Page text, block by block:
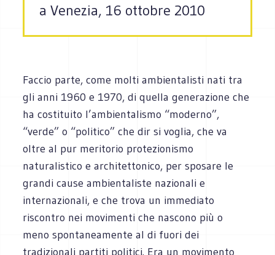
a Venezia, 16 ottobre 2010
Faccio parte, come molti ambientalisti nati tra
gli anni 1960 e 1970, di quella generazione che
ha costituito l’ambientalismo “moderno”,
“verde” o “politico” che dir si voglia, che va
oltre al pur meritorio protezionismo
naturalistico e architettonico, per sposare le
grandi cause ambientaliste nazionali e
internazionali, e che trova un immediato
riscontro nei movimenti che nascono più o
meno spontaneamente al di fuori dei
tradizionali partiti politici. Era un movimento